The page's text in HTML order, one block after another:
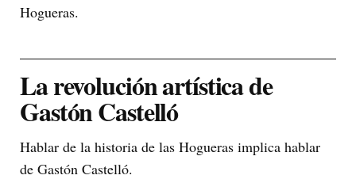
Hogueras.
La revolución artística de
Gastón Castelló
Hablar de la historia de las Hogueras implica hablar
de Gastón Castelló.